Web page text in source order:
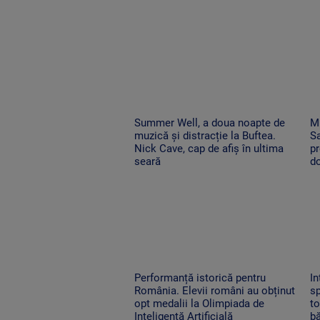
Summer Well, a doua noapte de
muzică și distracție la Buftea.
Nick Cave, cap de afiș în ultima
seară
Performanță istorică pentru
România. Elevii români au obținut
opt medalii la Olimpiada de
Inteligență Artificială